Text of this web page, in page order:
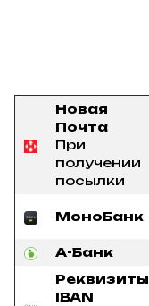
Новая
Почта
При
получении
посылки
МоноБанк
А-Банк
Реквизиты
IBAN